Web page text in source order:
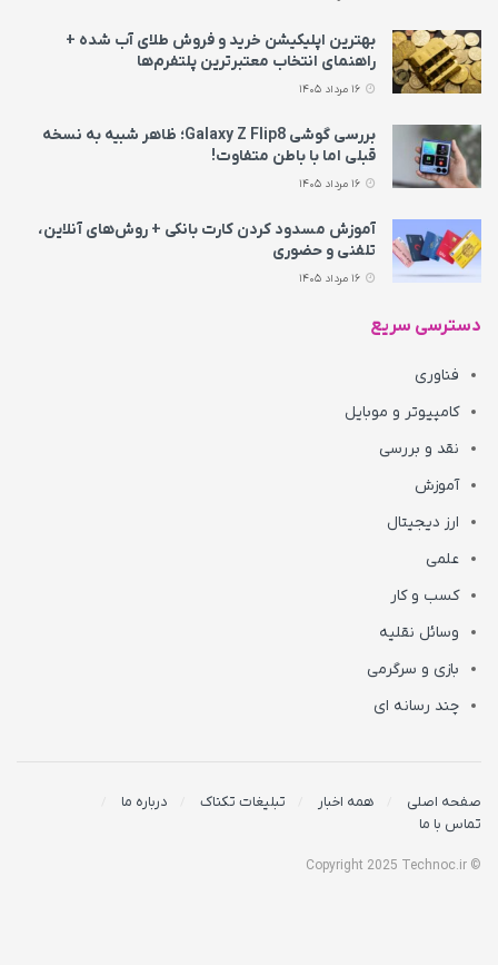
بهترین اپلیکیشن خرید و فروش طلای آب شده +
راهنمای انتخاب معتبرترین پلتفرم‌ها
بررسی گوشی Galaxy Z Flip8؛ ظاهر شبیه به نسخه
قبلی اما با باطن متفاوت!
آموزش مسدود کردن کارت بانکی + روش‌های آنلاین،
تلفنی و حضوری
دسترسی سریع
فناوری
کامپیوتر و موبایل
نقد و بررسی
آموزش
ارز دیجیتال
علمی
کسب و کار
وسائل نقلیه
بازی و سرگرمی
چند رسانه ای
صفحه اصلی همه اخبار تبلیغات تکناک
درباره ما
تماس با ما
© Copyright 2025 Technoc.ir